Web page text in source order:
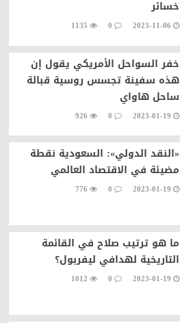
خسائر
2023-11-06
0
1135
خفر السواحل الأمريكي يقول إن
هذه سفينة تجسس روسية قبالة
ساحل هاواي
2023-01-19
0
926
«النقد الدولي»: السعودية نقطة
مضيئة في الاقتصاد العالمي
2023-01-19
0
776
ما هو ترتيب صلاح في القائمة
التاريخية لهدافي ليفربول؟
2023-01-19
0
1012